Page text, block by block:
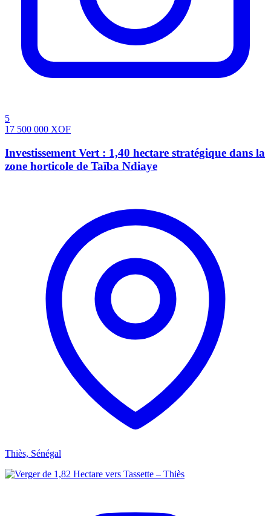
5
17 500 000 XOF
Investissement Vert : 1,40 hectare stratégique dans la
zone horticole de Taïba Ndiaye
Thiès, Sénégal